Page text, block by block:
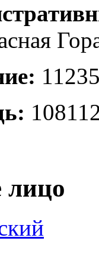
11235
лицо